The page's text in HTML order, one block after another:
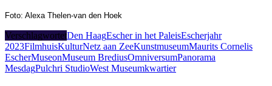
Foto: Alexa Thelen-van den Hoek
VerschlagwortetDen HaagEscher in het PaleisEscherjahr
2023FilmhuisKulturNetz aan ZeeKunstmuseumMaurits Cornelis
EscherMuseonMuseum BrediusOmniversumPanorama
MesdagPulchri StudioWest Museumkwartier